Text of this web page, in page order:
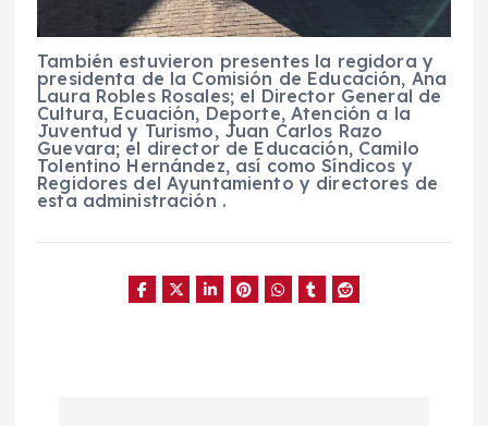
También estuvieron presentes la regidora y
presidenta de la Comisión de Educación, Ana
Laura Robles Rosales; el Director General de
Cultura, Ecuación, Deporte, Atención a la
Juventud y Turismo, Juan Carlos Razo
Guevara; el director de Educación, Camilo
Tolentino Hernández, así como Síndicos y
Regidores del Ayuntamiento y directores de
esta administración .